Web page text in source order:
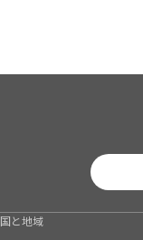
国と地域